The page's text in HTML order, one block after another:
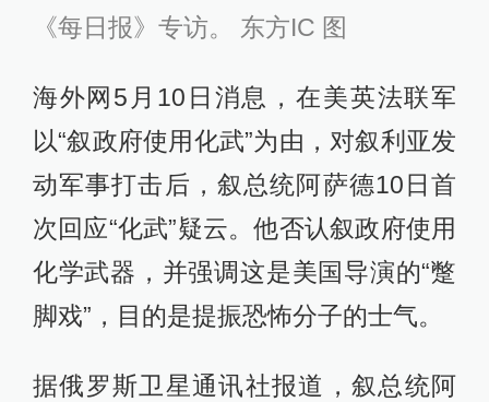
《每日报》专访。 东方IC 图
海外网5月10日消息，在美英法联军
以“叙政府使用化武”为由，对叙利亚发
动军事打击后，叙总统阿萨德10日首
次回应“化武”疑云。他否认叙政府使用
化学武器，并强调这是美国导演的“蹩
脚戏”，目的是提振恐怖分子的士气。
据俄罗斯卫星通讯社报道，叙总统阿